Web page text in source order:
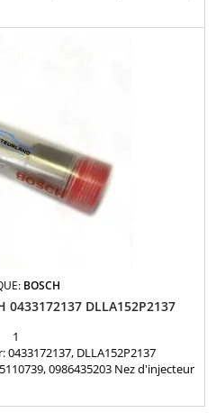
BOSCH
0433172137 DLLA152P2137
1
DLLA152P2137
0986435203 Nez d'injecteur